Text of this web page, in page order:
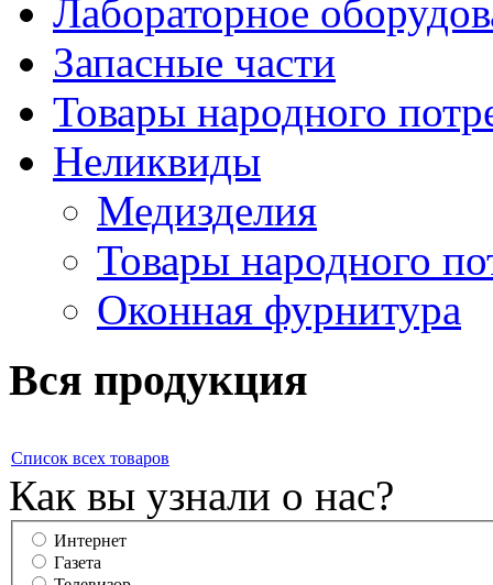
Лабораторное
Запасные части
Товары народного
Неликвиды
Медизделия
Товары народного
Оконная фурнитура
Вся продукция
Список всех товаров
Как вы узнали о нас?
Интернет
Газета